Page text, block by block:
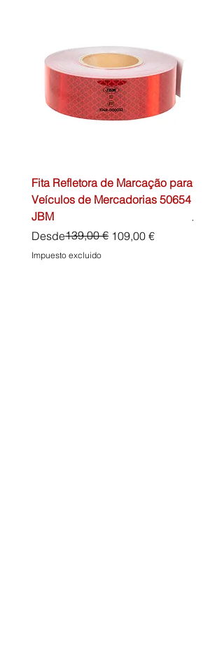
Fita Refletora de Marcação para
Veículos de Mercadorias 50654
JBM
Desde
Precio139,00 € 109,00 €
Precio de oferta
Impuesto excluido
Precio
45,00 €